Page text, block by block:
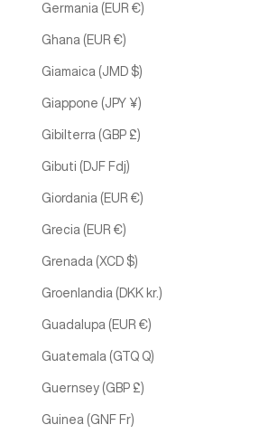
Germania (EUR €)
Ghana (EUR €)
Giamaica (JMD $)
Giappone (JPY ¥)
Gibilterra (GBP £)
Gibuti (DJF Fdj)
Giordania (EUR €)
Grecia (EUR €)
Grenada (XCD $)
Groenlandia (DKK kr.)
Guadalupa (EUR €)
Guatemala (GTQ Q)
Guernsey (GBP £)
Guinea (GNF Fr)